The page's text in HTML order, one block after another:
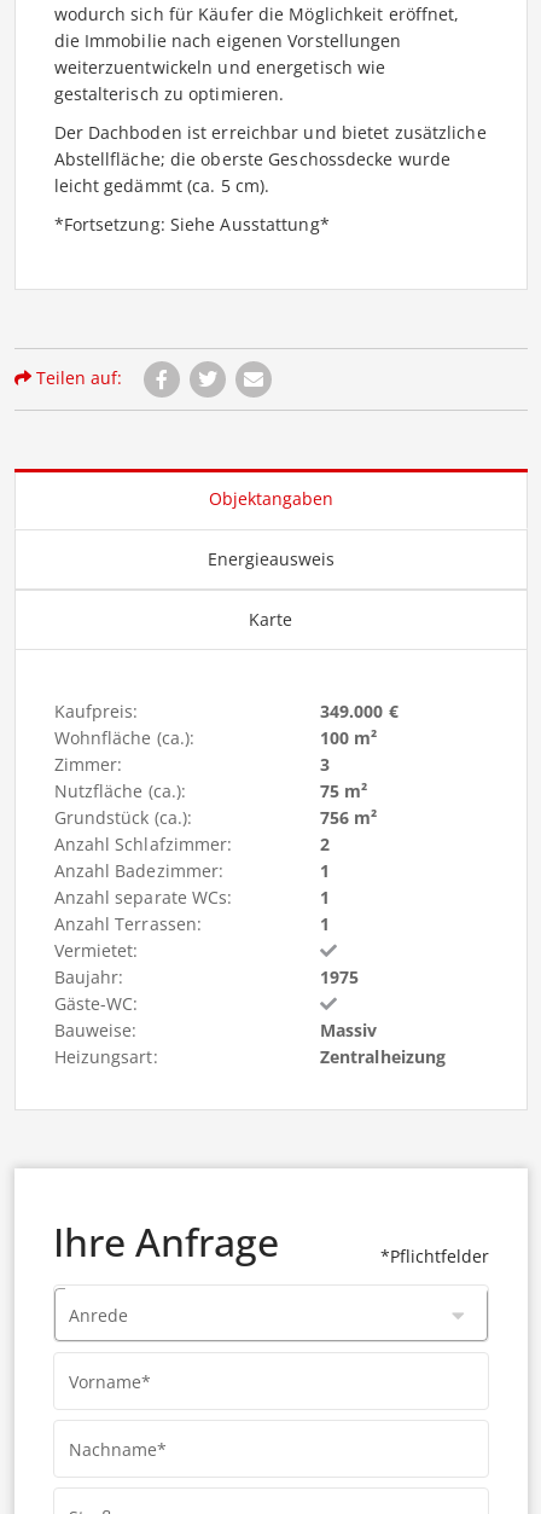
wodurch sich für Käufer die Möglichkeit eröffnet,
die Immobilie nach eigenen Vorstellungen
weiterzuentwickeln und energetisch wie
gestalterisch zu optimieren.
Der Dachboden ist erreichbar und bietet zusätzliche
Abstellfläche; die oberste Geschossdecke wurde
leicht gedämmt (ca. 5 cm).
*Fortsetzung: Siehe Ausstattung*
Teilen auf:
Objektangaben
Energieausweis
Karte
Kaufpreis:
349.000 €
Wohnfläche (ca.):
100 m²
Zimmer:
3
Nutzfläche (ca.):
75 m²
Grundstück (ca.):
756 m²
Anzahl Schlafzimmer:
2
Anzahl Badezimmer:
1
Anzahl separate WCs:
1
Anzahl Terrassen:
1
Vermietet:
Baujahr:
1975
Gäste-WC:
Bauweise:
Massiv
Heizungsart:
Zentralheizung
*Pflichtfelder
Ihre Anfrage
Anrede
Vorname*
Nachname*